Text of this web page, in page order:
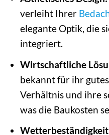
verleiht Ihrer
elegante Optik, die
integriert.
Wirtschaftliche
bekannt für ihr
Verhältnis und ihre
was die Baukosten